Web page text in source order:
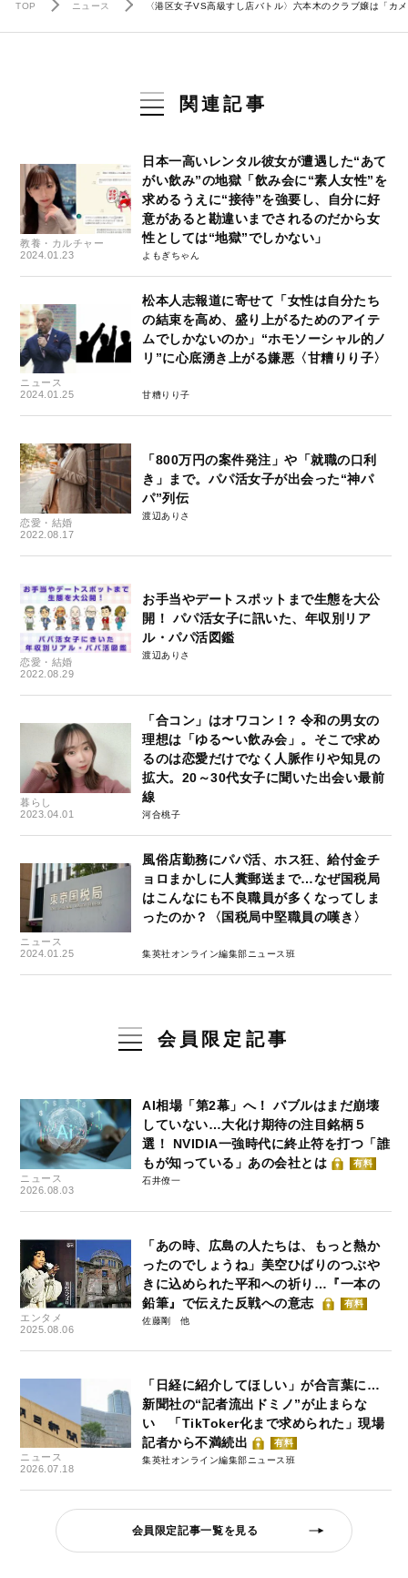
TOP ニュース 〈港区女子VS高級すし店バトル〉六本木のクラブ嬢は「カ
関連記事
教養・カルチャー
2024.01.23
日本一高いレンタル彼女が遭遇した“あて
がい飲み”の地獄「飲み会に“素人女性”を
求めるうえに“接待”を強要し、自分に好
意があると勘違いまでされるのだから女
性としては“地獄”でしかない」
よもぎちゃん
ニュース
2024.01.25
松本人志報道に寄せて「女性は自分たち
の結束を高め、盛り上がるためのアイテ
ムでしかないのか」“ホモソーシャル的ノ
リ”に心底湧き上がる嫌悪〈甘糟りり子〉
甘糟りり子
恋愛・結婚
2022.08.17
「800万円の案件発注」や「就職の口利
き」まで。パパ活女子が出会った“神パ
パ”列伝
渡辺ありさ
恋愛・結婚
2022.08.29
お手当やデートスポットまで生態を大公
開！ パパ活女子に訊いた、年収別リア
ル・パパ活図鑑
渡辺ありさ
暮らし
2023.04.01
「合コン」はオワコン！? 令和の男女の
理想は「ゆる〜い飲み会」。そこで求め
るのは恋愛だけでなく人脈作りや知見の
拡大。20～30代女子に聞いた出会い最前
線
河合桃子
ニュース
2024.01.25
風俗店勤務にパパ活、ホス狂、給付金チ
ョロまかしに人糞郵送まで…なぜ国税局
はこんなにも不良職員が多くなってしま
ったのか？〈国税局中堅職員の嘆き〉
集英社オンライン編集部ニュース班
会員限定記事
ニュース
2026.08.03
AI相場「第2幕」へ！ バブルはまだ崩壊
していない…大化け期待の注目銘柄５
選！ NVIDIA一強時代に終止符を打つ「誰
もが知っている」あの会社とは
有料
石井僚一
エンタメ
2025.08.06
「あの時、広島の人たちは、もっと熱か
ったのでしょうね」美空ひばりのつぶや
きに込められた平和への祈り…『一本の
鉛筆』で伝えた反戦への意志
有料
佐藤剛
ニュース
2026.07.18
「日経に紹介してほしい」が合言葉に…
新聞社の“記者流出ドミノ”が止まらな
い 「TikToker化まで求められた」現場
記者から不満続出
有料
集英社オンライン編集部ニュース班
会員限定記事一覧を見る